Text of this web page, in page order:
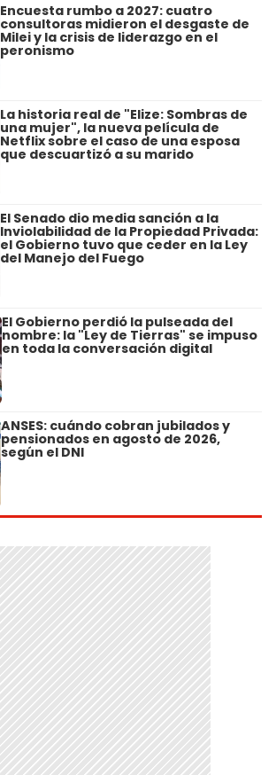
Encuesta rumbo a 2027: cuatro
consultoras midieron el desgaste de
Milei y la crisis de liderazgo en el
peronismo
La historia real de "Elize: Sombras de
una mujer", la nueva película de
Netflix sobre el caso de una esposa
que descuartizó a su marido
El Senado dio media sanción a la
Inviolabilidad de la Propiedad Privada:
el Gobierno tuvo que ceder en la Ley
del Manejo del Fuego
El Gobierno perdió la pulseada del
nombre: la "Ley de Tierras" se impuso
en toda la conversación digital
ANSES: cuándo cobran jubilados y
pensionados en agosto de 2026,
según el DNI